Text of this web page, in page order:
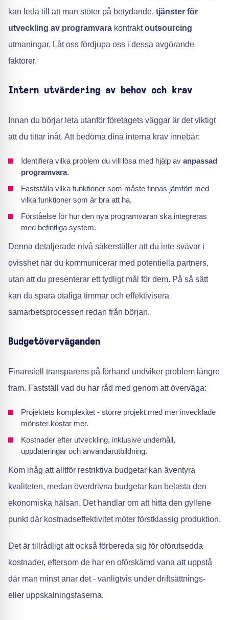
kan leda till att man stöter på betydande, tjänster för
utveckling av programvara kontraktoutsourcing
utmaningar. Låt oss fördjupa oss i dessa avgörande
faktorer.
Intern utvärdering av behov och krav
Innan du börjar leta utanför företagets väggar är det viktigt
att du tittar inåt. Att bedöma dina interna krav innebär:
Identifiera vilka problem du vill lösa med hjälp av anpassad
programvara.
Fastställa vilka funktioner som måste finnas jämfört med
vilka funktioner som är bra att ha.
Förståelse för hur den nya programvaran ska integreras
med befintliga system.
Denna detaljerade nivå säkerställer att du inte svävar i
ovisshet när du kommunicerar med potentiella partners,
utan att du presenterar ett tydligt mål för dem. På så sätt
kan du spara otaliga timmar och effektivisera
samarbetsprocessen redan från början.
Budgetöverväganden
Finansiell transparens på förhand undviker problem längre
fram. Fastställ vad du har råd med genom att överväga:
Projektets komplexitet - större projekt med mer invecklade
mönster kostar mer.
Kostnader efter utveckling, inklusive underhåll,
uppdateringar och användarutbildning.
Kom ihåg att alltför restriktiva budgetar kan äventyra
kvaliteten, medan överdrivna budgetar kan belasta den
ekonomiska hälsan. Det handlar om att hitta den gyllene
punkt där kostnadseffektivitet möter förstklassig produktion.
Det är tillrådligt att också förbereda sig för oförutsedda
kostnader, eftersom de har en oförskämd vana att uppstå
där man minst anar det - vanligtvis under driftsättnings-
eller uppskalningsfaserna.